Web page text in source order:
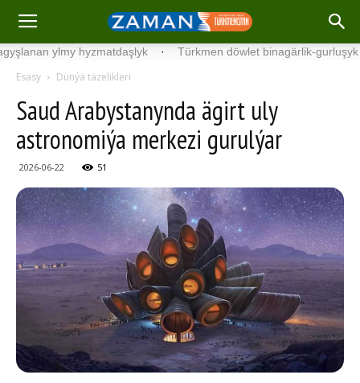
ylmy hyzmatdaşlyk · Türkmen döwlet binagärlik-gurluşyk
Esasy Dünýä täzelikleri
Saud Arabystanynda ägirt uly
astronomiýa merkezi gurulýar
2026-06-22 51